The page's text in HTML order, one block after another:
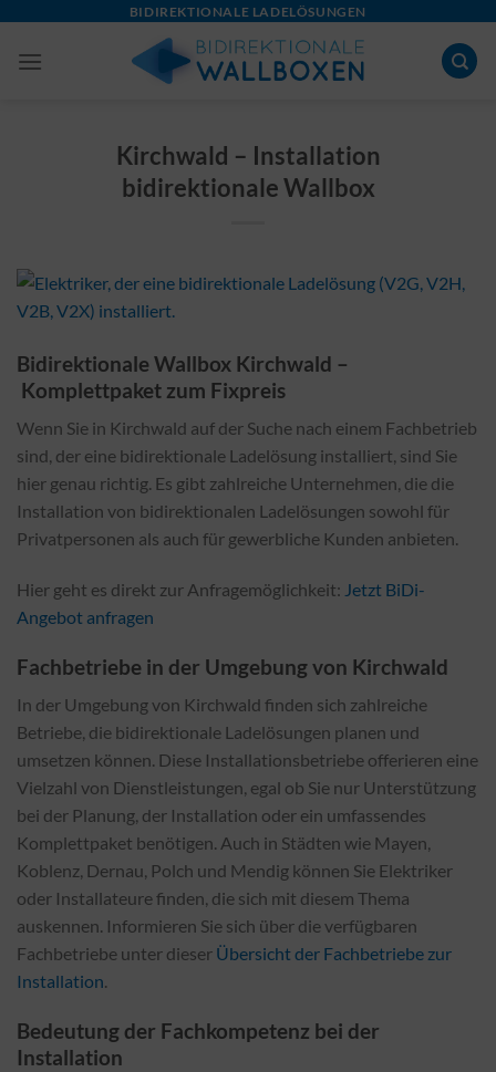
content
BIDIREKTIONALE LADELÖSUNGEN
Kirchwald – Installation
bidirektionale Wallbox
Bidirektionale Wallbox Kirchwald –
Komplettpaket zum Fixpreis
Wenn Sie in Kirchwald auf der Suche nach einem Fachbetrieb
sind, der eine bidirektionale Ladelösung installiert, sind Sie
hier genau richtig. Es gibt zahlreiche Unternehmen, die die
Installation von bidirektionalen Ladelösungen sowohl für
Privatpersonen als auch für gewerbliche Kunden anbieten.
Hier geht es direkt zur Anfragemöglichkeit: Jetzt BiDi-
Angebot anfragen
Fachbetriebe in der Umgebung von Kirchwald
In der Umgebung von Kirchwald finden sich zahlreiche
Betriebe, die bidirektionale Ladelösungen planen und
umsetzen können. Diese Installationsbetriebe offerieren eine
Vielzahl von Dienstleistungen, egal ob Sie nur Unterstützung
bei der Planung, der Installation oder ein umfassendes
Komplettpaket benötigen. Auch in Städten wie Mayen,
Koblenz, Dernau, Polch und Mendig können Sie Elektriker
oder Installateure finden, die sich mit diesem Thema
auskennen. Informieren Sie sich über die verfügbaren
Fachbetriebe unter dieser Übersicht der Fachbetriebe zur
Installation.
Bedeutung der Fachkompetenz bei der
Installation